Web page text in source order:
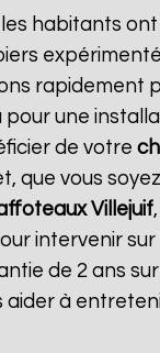
les habitants
rapidement
une
de votre
que vous
Villejuif
intervenir sur
de 2 ans
aider à